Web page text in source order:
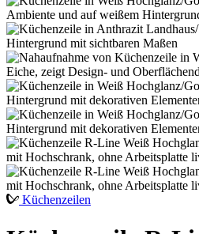
Küchenzeilen